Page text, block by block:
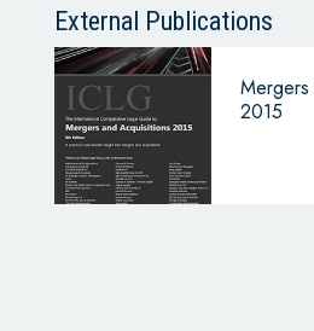
External Publications
Mergers
2015